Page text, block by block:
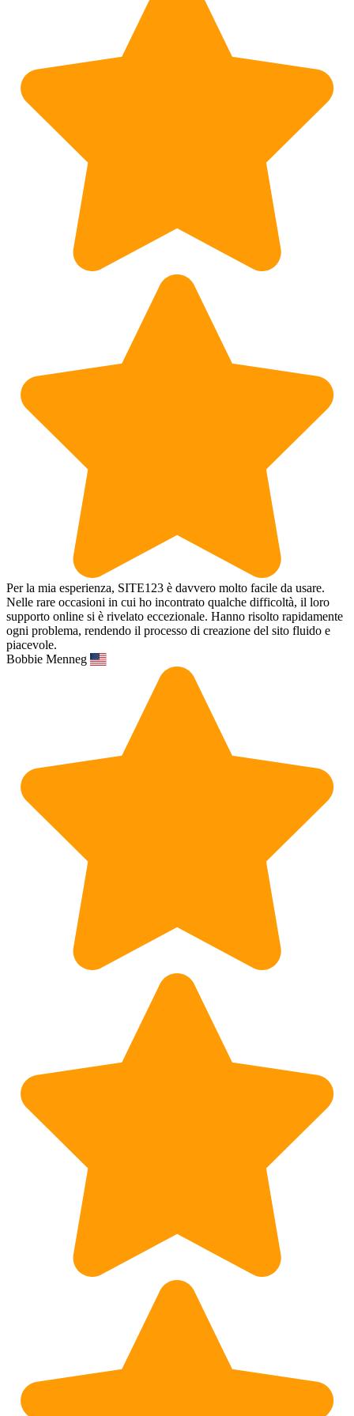
Per la mia esperienza, SITE123 è davvero molto facile da usare.
Nelle rare occasioni in cui ho incontrato qualche difficoltà, il loro
supporto online si è rivelato eccezionale. Hanno risolto rapidamente
ogni problema, rendendo il processo di creazione del sito fluido e
piacevole.
Bobbie Menneg